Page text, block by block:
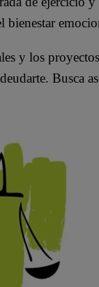
bienestar
y los
Busca